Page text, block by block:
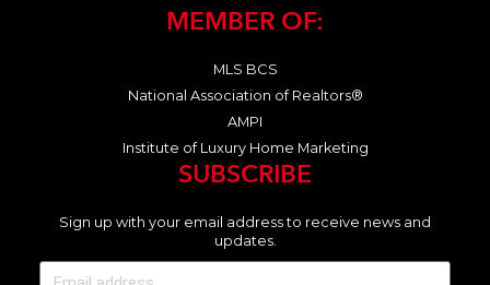
MEMBER OF:
MLS BCS
National Association of Realtors®
AMPI
Institute of Luxury Home Marketing
SUBSCRIBE
Sign up with your email address to receive news and
updates.